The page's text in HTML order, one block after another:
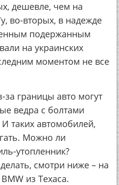
дешевле, чем на
во-вторых, в надежде
подержанным
на украинских
моментом не все
границы авто могут
ведра с болтами
таких автомобилей,
Можно ли
утопленник?
смотри ниже – на
из Техаса.